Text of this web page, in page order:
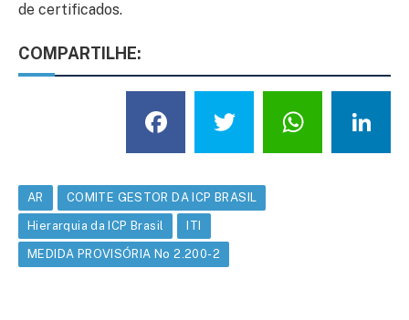
de certificados.
COMPARTILHE:
Facebook
Twitter
AR COMITE GESTOR DA ICP BRASIL
Hierarquia da ICP Brasil ITI
MEDIDA PROVISÓRIA No 2.200-2